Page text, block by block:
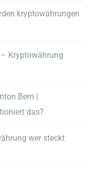
kryptowährungen
Kryptowährung
Bern |
das?
wer steckt